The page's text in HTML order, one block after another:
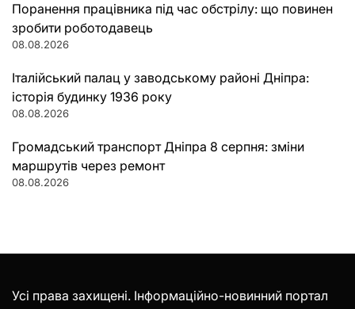
Поранення працівника під час обстрілу: що повинен
зробити роботодавець
08.08.2026
Італійський палац у заводському районі Дніпра:
історія будинку 1936 року
08.08.2026
Громадський транспорт Дніпра 8 серпня: зміни
маршрутів через ремонт
08.08.2026
Усі права захищені. Інформаційно-новинний портал